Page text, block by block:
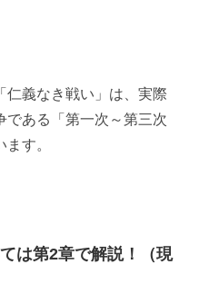
仁義なき戦い」は、実際
である「第一次～第三次
す。
は第2章で解説！（現